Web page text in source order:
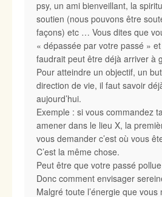
psy, un ami bienveillant, la
soutien (nous pouvons être
façons) etc … Vous dites que
« dépassée par votre passé »
faudrait peut être déjà arriver à
Pour atteindre un objectif, un
direction de vie, il faut savoir
aujourd’hui.
Exemple : si vous commandez
amener dans le lieu X, la
vous demander c’est où vous
C’est la même chose.
Peut être que votre passé
Donc comment envisager
Malgré toute l’énergie que